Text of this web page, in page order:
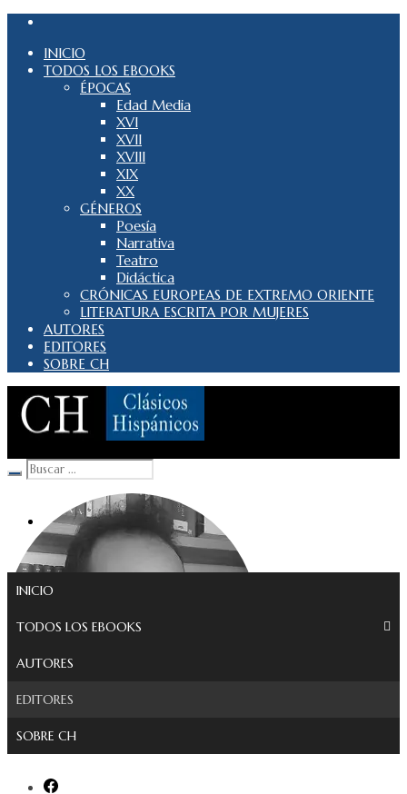
INICIO
TODOS LOS EBOOKS
ÉPOCAS
Edad Media
XVI
XVII
XVIII
XIX
XX
GÉNEROS
Poesía
Narrativa
Teatro
Didáctica
CRÓNICAS EUROPEAS DE EXTREMO ORIENTE
LITERATURA ESCRITA POR MUJERES
AUTORES
EDITORES
SOBRE CH
INICIO
TODOS LOS EBOOKS
AUTORES
EDITORES
SOBRE CH